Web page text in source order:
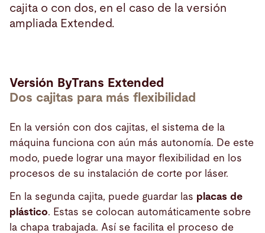
cajita o con dos, en el caso de la versión
ampliada Extended.
Versión ByTrans Extended
Dos cajitas para más flexibilidad
En la versión con dos cajitas, el sistema de la
máquina funciona con aún más autonomía. De este
modo, puede lograr una mayor flexibilidad en los
procesos de su instalación de corte por láser.
En la segunda cajita, puede guardar las placas de
plástico. Estas se colocan automáticamente sobre
la chapa trabajada. Así se facilita el proceso de